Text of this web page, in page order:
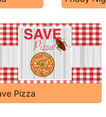
Pizza